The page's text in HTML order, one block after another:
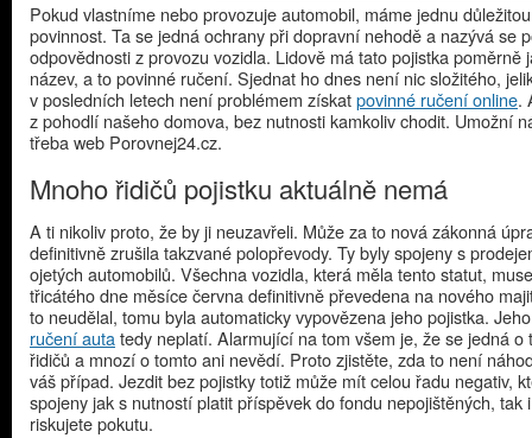
Pokud vlastníme nebo provozuje automobil, máme jednu důležitou
povinnost. Ta se jedná ochrany při dopravní nehodě a nazývá se
odpovědnosti z provozu vozidla. Lidově má tato pojistka poměrně
název, a to povinné ručení. Sjednat ho dnes není nic složitého,
v posledních letech není problémem získatpovinné ručení online.
z pohodlí našeho domova, bez nutnosti kamkoliv chodit. Umožní
třeba web Porovnej24.cz.
Mnoho řidičů pojistku aktuálně nemá
A ti nikoliv proto, že by ji neuzavřeli. Může za to nová zákonná
definitivně zrušila takzvané polopřevody. Ty byly spojeny s
ojetých automobilů. Všechna vozidla, která měla tento statut,
třicátého dne měsíce června definitivně převedena na nového
to neudělal, tomu byla automaticky vypovězena jeho pojistka.
ručení autatedy neplatí. Alarmující na tom všem je, že se jedná o
řidičů a mnozí o tomto ani nevědí. Proto zjistěte, zda to není
váš případ. Jezdit bez pojistky totiž může mít celou řadu negativ,
spojeny jak s nutností platit příspěvek do fondu nepojištěných, tak
riskujete pokutu.